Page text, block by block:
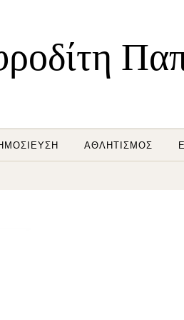
ΑΘΛΗΤΙΣΜΌΣ